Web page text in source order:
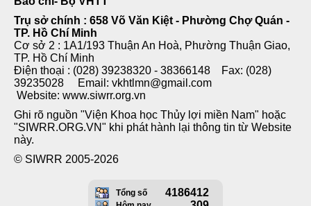
Trụ sở chính : 658 Võ Văn Kiệt - Phường Chợ Quán -
TP. Hồ Chí Minh
Cơ sở 2 : 1A1/193 Thuận An Hoà, Phường Thuận Giao,
TP. Hồ Chí Minh
Điện thoại : (028) 39238320 - 38366148 Fax: (028)
39235028 Email: vkhtlmn@gmail.com
Website: www.siwrr.org.vn
Ghi rõ nguồn "Viện Khoa học Thủy lợi miền Nam" hoặc
"SIWRR.ORG.VN" khi phát hành lại thông tin từ Website
này.
© SIWRR 2005-2026
Tổng số 4186412